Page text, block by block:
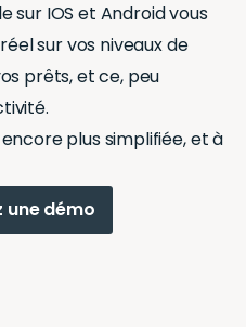
sur IOS et Android vous
sur vos niveaux de
prêts, et ce, peu
plus simplifiée, et à
une démo